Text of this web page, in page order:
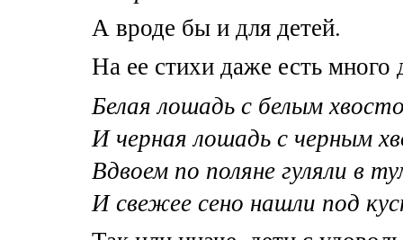
А вроде бы и для детей.
На ее стихи даже есть много
Белая лошадь с белым
И черная лошадь с черным
Вдвоем по поляне гуляли в
И свежее сено нашли под